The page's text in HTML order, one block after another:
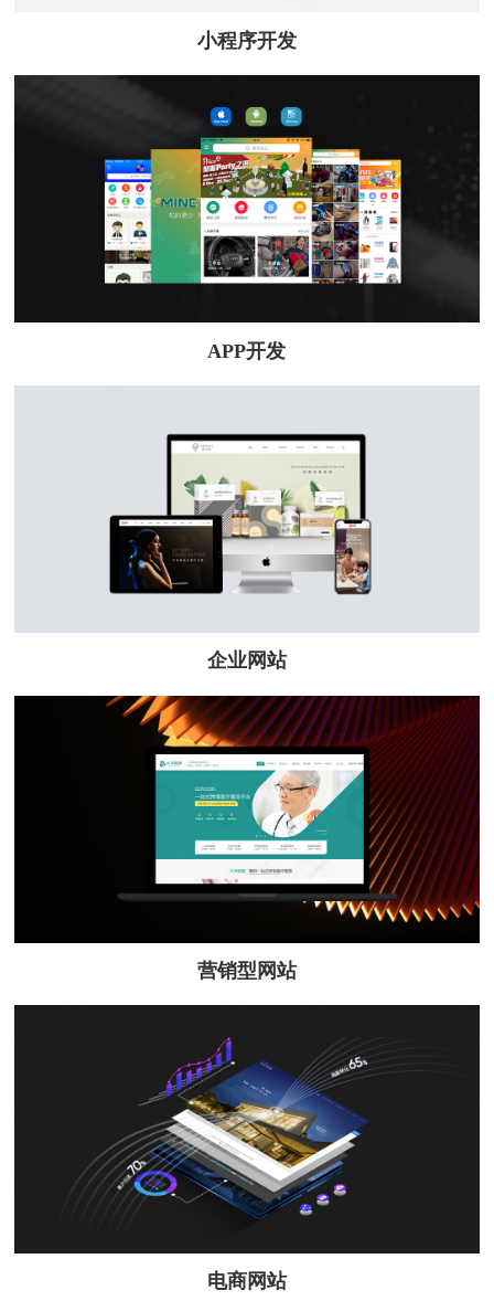
小程序开发
APP开发
企业网站
营销型网站
电商网站